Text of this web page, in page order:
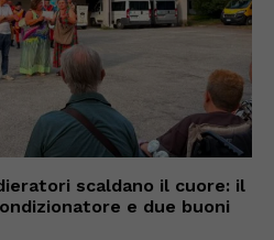
scaldano il cuore: il
e due buoni